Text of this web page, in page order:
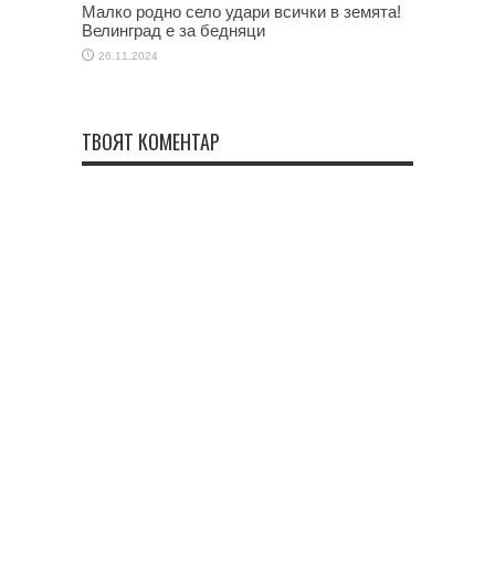
Малко родно село удари всички в земята!
Велинград е за бедняци
26.11.2024
ТВОЯТ КОМЕНТАР